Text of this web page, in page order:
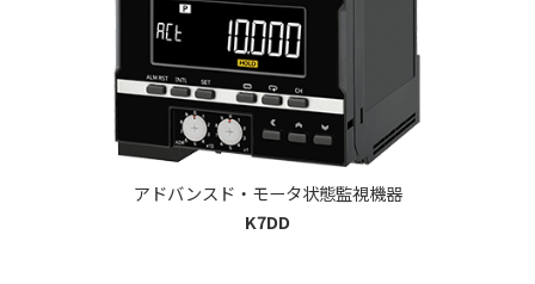
アドバンスド・モータ状態監視機器
K7DD